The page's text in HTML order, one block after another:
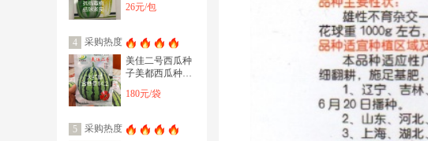
霉病保正正品
26元/包
4
采购热度
美佳二号西瓜种
子美都西瓜种子
多而大个个商品
180元/袋
5
采购热度